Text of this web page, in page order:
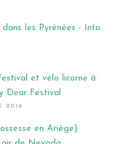
dans les Pyrénées - Into
et vélo licorne à
Dear Festival
2016
en Ariège}